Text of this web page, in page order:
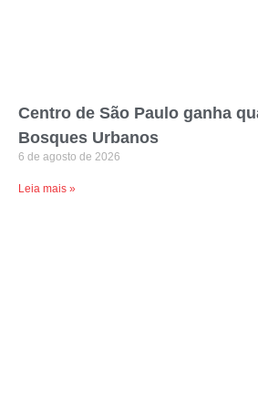
Centro de São Paulo ganha
Bosques Urbanos
6 de agosto de 2026
Leia mais »